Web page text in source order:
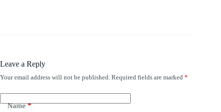
Leave a Reply
Your email address will not be published. Required fields are marked *
Name*